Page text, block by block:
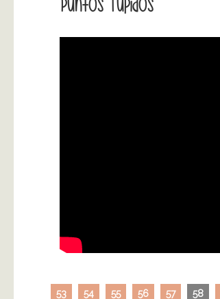
Puntos Tupidos
53 54 55 56 57 58